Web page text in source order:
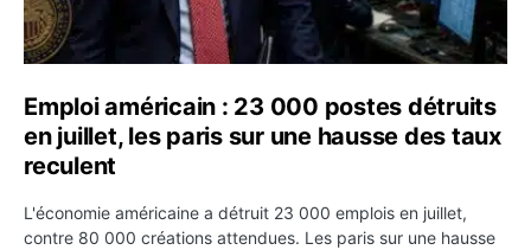
Emploi américain : 23 000 postes détruits
en juillet, les paris sur une hausse des taux
reculent
L'économie américaine a détruit 23 000 emplois en juillet,
contre 80 000 créations attendues. Les paris sur une hausse